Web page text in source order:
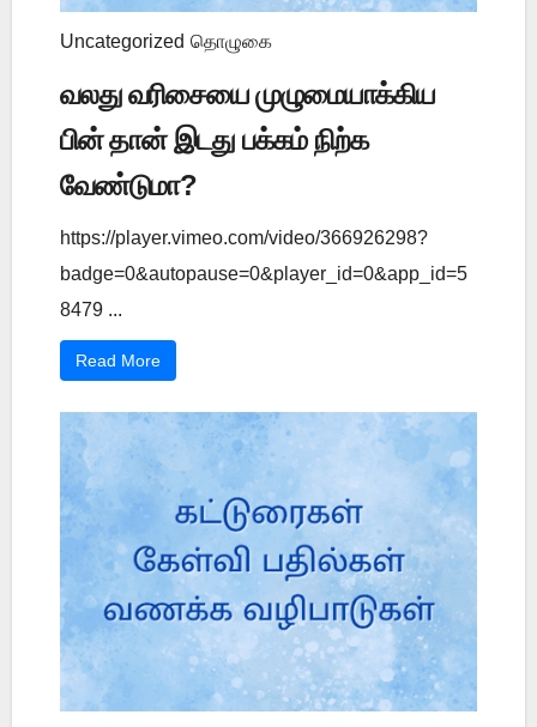
Uncategorized தொழுகை
வலது வரிசையை முழுமையாக்கிய
பின் தான் இடது பக்கம் நிற்க
வேண்டுமா?
https://player.vimeo.com/video/366926298?
badge=0&autopause=0&player_id=0&app_id=5
8479 ...
Read More